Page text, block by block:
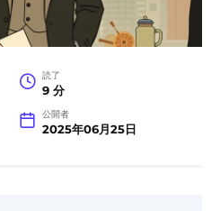
読了
9 分
公開者
2025年06月25日